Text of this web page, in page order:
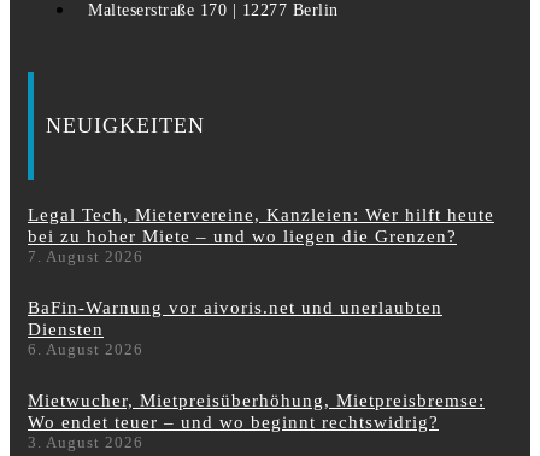
Malteserstraße 170 | 12277 Berlin
NEUIGKEITEN
Legal Tech, Mietervereine, Kanzleien: Wer hilft heute
bei zu hoher Miete – und wo liegen die Grenzen?
7. August 2026
BaFin-Warnung vor aivoris.net und unerlaubten
Diensten
6. August 2026
Mietwucher, Mietpreisüberhöhung, Mietpreisbremse:
Wo endet teuer – und wo beginnt rechtswidrig?
3. August 2026